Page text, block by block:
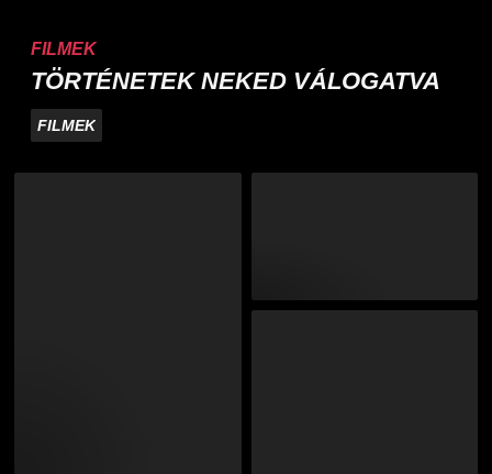
FILMEK
TÖRTÉNETEK NEKED VÁLOGATVA
FILMEK